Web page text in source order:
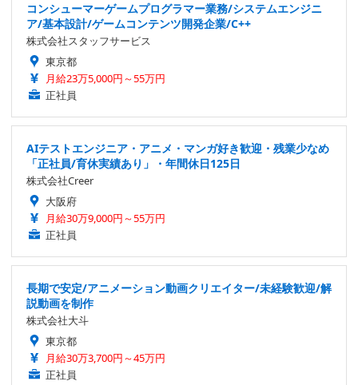
コンシューマーゲームプログラマー業務/システムエンジニ
ア/基本設計/ゲームコンテンツ開発企業/C++
株式会社スタッフサービス
東京都
月給23万5,000円～55万円
正社員
AIテストエンジニア・アニメ・マンガ好き歓迎・残業少なめ
「正社員/育休実績あり」・年間休日125日
株式会社Creer
大阪府
月給30万9,000円～55万円
正社員
長期で安定/アニメーション動画クリエイター/未経験歓迎/解
説動画を制作
株式会社大斗
東京都
月給30万3,700円～45万円
正社員